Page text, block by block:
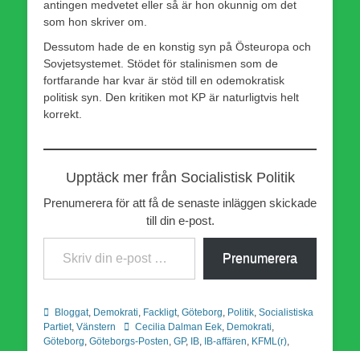
antingen medvetet eller så är hon okunnig om det
som hon skriver om.
Dessutom hade de en konstig syn på Östeuropa och
Sovjetsystemet. Stödet för stalinismen som de
fortfarande har kvar är stöd till en odemokratisk
politisk syn. Den kritiken mot KP är naturligtvis helt
korrekt.
Upptäck mer från Socialistisk Politik
Prenumerera för att få de senaste inläggen skickade
till din e-post.
Skriv din e-post …
Prenumerera
Kategorier
Bloggat, Demokrati Fackligt, Göteborg Politik Socialistiska
Partiet, Vänstern Etiketter
Cecilia Dalman Eek Demokrati
Göteborg Göteborgs-Posten GP, IB IB-affären KFML(r)